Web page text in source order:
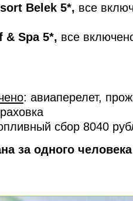
Belek 5*, все
& Spa 5*, все
: авиаперелет,
сбор 8040
за одного